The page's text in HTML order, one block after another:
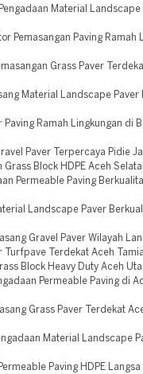
Material Landscape
Pemasangan Paving Ramah
Grass Paver
Material Landscape Paver
Ramah Lingkungan di
Paver Terpercaya Pidie
Block HDPE Aceh
Permeable Paving
Landscape Paver
Gravel Paver Wilayah
Terdekat Aceh
Block Heavy Duty Aceh
Permeable Paving di
Grass Paver Terdekat
Material Landscape
Paving HDPE Langsa